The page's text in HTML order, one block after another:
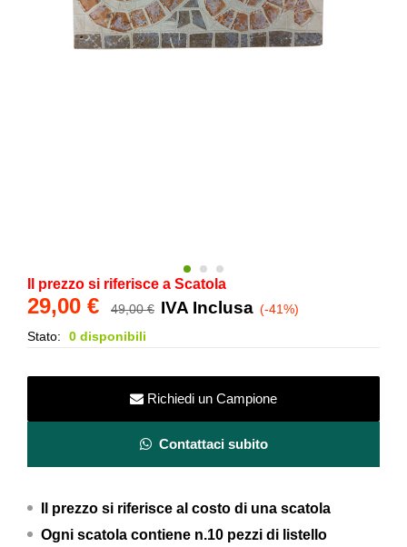
Il prezzo si riferisce a Scatola
29,00 € 49,00€ IVA Inclusa (-41%)
Stato:
0 disponibili
Richiedi un Campione
Contattaci subito
Il prezzo si riferisce al costo di una scatola
Ogni scatola contiene n.10 pezzi di listello